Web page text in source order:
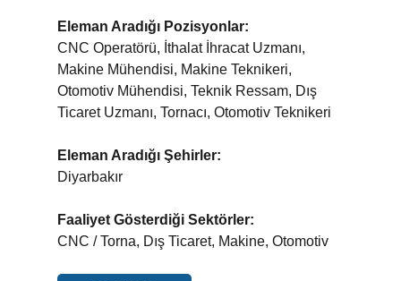
Eleman Aradığı Pozisyonlar:
CNC Operatörü, İthalat İhracat Uzmanı,
Makine Mühendisi, Makine Teknikeri,
Otomotiv Mühendisi, Teknik Ressam, Dış
Ticaret Uzmanı, Tornacı, Otomotiv Teknikeri
Eleman Aradığı Şehirler:
Diyarbakır
Faaliyet Gösterdiği Sektörler:
CNC / Torna, Dış Ticaret, Makine, Otomotiv